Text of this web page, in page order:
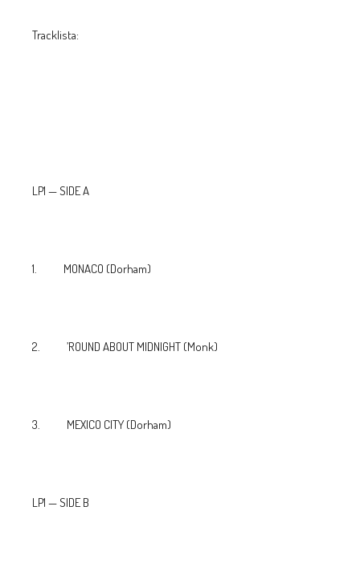
Tracklista:
LP1 — SIDE A
1. MONACO (Dorham)
2. ’ROUND ABOUT MIDNIGHT (Monk)
3. MEXICO CITY (Dorham)
LP1 — SIDE B